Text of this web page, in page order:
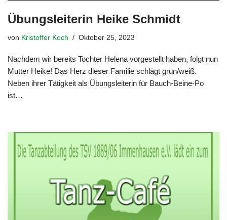
Übungsleiterin Heike Schmidt
von Kristoffer Koch Oktober 25, 2023
Nachdem wir bereits Tochter Helena vorgestellt haben, folgt nun
Mutter Heike! Das Herz dieser Familie schlägt grün/weiß.
Neben ihrer Tätigkeit als Übungsleiterin für Bauch-Beine-Po
ist…